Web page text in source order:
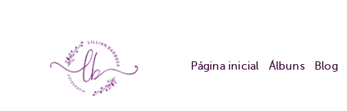
Página inicial Álbuns Blog